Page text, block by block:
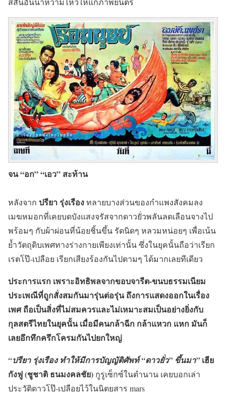
จน “อก” “เอว” สะท้าน
หลังจาก ปรียา รุ่งเรืองทลายบางส่วนของกำแพงสังคมลง
เมฆหมอกที่เคยบดบังแสงจรัสจากดาวยั่วพลันลดเลือนจางไป
พร้อมๆ กับผ้าผ่อนที่น้อยชิ้นขึ้น รัดนิดๆ หลวมหน่อยๆ เพื่อเน้น
ย้ำวัตถุดิบเพศทางร่างกายเพียงเท่านั้น ซึ่งในยุคนั้นถือว่าเรียก
เรตโป๊-เปลือย เรียกเสียงร้องกันไปตามๆ ได้มากเลยทีเดียว
ประการแรก เพราะอิทธิพลจากขอบจารีต-ขนบธรรมเนียม
ประเพณีที่ถูกสั่งสมกันมารุ่นต่อรุ่น ถึงการแสดงออกในเรื่อง
เพศ ถือเป็นสิ่งที่ไม่สมควรและไม่เหมาะสมเป็นอย่างยิ่งกับ
กุลสตรีไทยในยุคนั้น เมื่อมีคนกล้าฉีก กล้าแหวก แหก มันก็
เลยอึกทึกครึกโครมกันไปยกใหญ่
“ปรียา รุ่งเรือง ทำให้มีการบัญญัติศัพท์ “ดาวยั่ว” ขึ้นมา”เฮีย
กังฟู (ชูชาติ ธนมงคลชัย) กูรูเซ็กซ์ในตำนาน เคยบอกเล่า
ประวัติดาวโป๊-เปลือยไว้ในนิตยสาร mars